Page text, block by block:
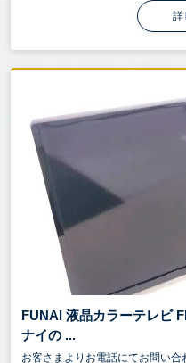
詳
FUNAI 液晶カラーテレビ
ナイの ...
お客さまよりお電話にてお問い